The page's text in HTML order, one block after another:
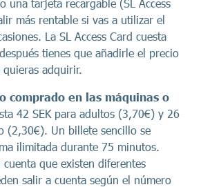
una tarjeta recargable (SL Access
más rentable si vas a utilizar el
La SL Access Card cuesta
tienes que añadirle el precio
adquirir.
comprado en las máquinas o
42 SEK para adultos (3,70€) y 26
(2,30€). Un billete sencillo se
ilimitada durante 75 minutos.
cuenta que existen diferentes
salir a cuenta según el número